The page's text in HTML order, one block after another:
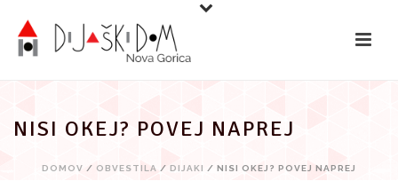
vsebino
NISI OKEJ? POVEJ NAPREJ
DOMOV / OBVESTILA / DIJAKI / NISI OKEJ? POVEJ NAPREJ